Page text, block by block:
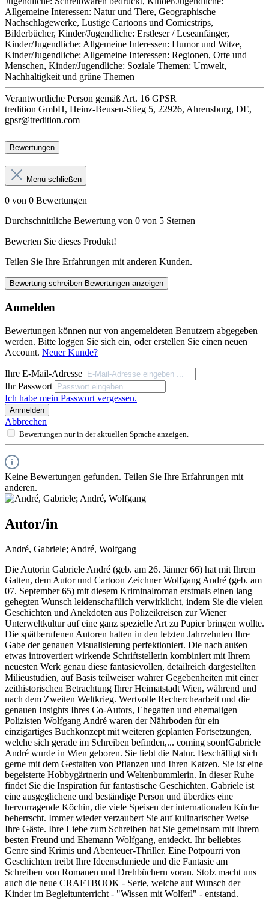
Allgemeine Interessen: Natur und Tiere, Geographische
Nachschlagewerke, Lustige Cartoons und Comicstrips,
Bilderbücher, Kinder/Jugendliche: Erstleser / Leseanfänger,
Kinder/Jugendliche: Allgemeine Interessen: Humor und Witze,
Kinder/Jugendliche: Allgemeine Interessen: Regionen, Orte und
Menschen, Kinder/Jugendliche: Soziale Themen: Umwelt,
Nachhaltigkeit und grüne Themen
Verantwortliche Person gemäß Art. 16 GPSR
tredition GmbH, Heinz-Beusen-Stieg 5, 22926, Ahrensburg, DE,
gpsr@tredition.com
Bewertungen
Menü schließen
0 von 0 Bewertungen
Durchschnittliche Bewertung von 0 von 5 Sternen
Bewerten Sie dieses Produkt!
Teilen Sie Ihre Erfahrungen mit anderen Kunden.
Bewertung schreiben Bewertungen anzeigen
Anmelden
Bewertungen können nur von angemeldeten Benutzern abgegeben
werden. Bitte loggen Sie sich ein, oder erstellen Sie einen neuen
Account. Neuer Kunde?
Ihre E-Mail-Adresse
Ihr Passwort
Ich habe mein Passwort vergessen.
Anmelden
Abbrechen
Bewertungen nur in der aktuellen Sprache anzeigen.
Keine Bewertungen gefunden. Teilen Sie Ihre Erfahrungen mit
anderen.
Autor/in
André, Gabriele; André, Wolfgang
Die Autorin Gabriele André (geb. am 26. Jänner 66) hat mit Ihrem
Gatten, dem Autor und Cartoon Zeichner Wolfgang André (geb. am
07. September 65) mit diesem Kriminalroman erstmals einen lang
gehegten Wunsch leidenschaftlich verwirklicht, indem Sie die vielen
Geschichten und Anekdoten aus Polizeikreisen zur Wiener
Unterweltkultur auf eine ganz spezielle Art zu Papier bringen wollte.
Die spätberufenen Autoren hatten in den letzten Jahrzehnten Ihre
Gabe der genauen Visualisierung perfektioniert. Die nach außen
etwas introvertiert wirkende Schriftstellerin kombiniert mit Ihrem
neuesten Werk genau diese fantasievollen, detailreich dargestellten
Milieustudien, auf Basis teilweiser wahrer Gegebenheiten mit einer
zeithistorischen Betrachtung Ihrer Heimatstadt Wien, während und
nach dem Zweiten Weltkrieg. Wertvolle Recherchearbeit und die
genauen Insights Ihres Co-Autors, Ehegatten und ehemaligen
Polizisten Wolfgang André waren der Nährboden für ein
einzigartiges Buchkonzept mit weiteren geplanten Fortsetzungen,
welche sich gerade im Schreiben befinden,... coming soon!Gabriele
André wurde in Wien geboren. Sie liebt die Natur. Beschäftigt sich
gerne mit dem Gestalten von Pflanzen und Ihren Katzen. Sie ist eine
begeisterte Hobbygärtnerin und Weltenbummlerin. In dieser Ruhe
findet Sie die Inspiration für fantastische Geschichten. Gabriele ist
eine ausgeglichene und beständige Person und überdies eine
hervorragende Köchin, die viele Speisen der internationalen Küche
beherrscht. Immer wieder verzaubert Sie auf kulinarischer Weise
Ihre Gäste. Ihre Liebe zum Schreiben hat Sie gemeinsam mit Ihrem
besten Freund und Ehemann Wolfgang, entdeckt. Ihr beliebtes
Genre sind Krimis und Abenteuer-Thriller. Eine Potpourri von
Geschichten treibt Ihre Ideenschmiede und die Fantasie am
Schreiben von Romanen und Drehbüchern voran. Stolz macht uns
auch die neue CRAFTBOOK - Serie, welche auf Wunsch der
Kinder im Begleitunterricht - "Wissen mit Wolferl" - entstand.